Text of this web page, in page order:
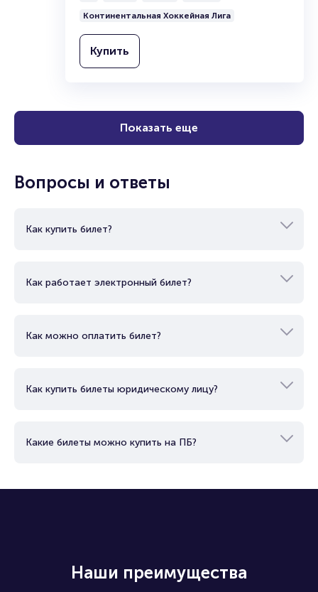
Континентальная Хоккейная Лига
Купить
Показать еще
Вопросы и ответы
Как купить билет?
Как работает электронный билет?
Как можно оплатить билет?
Как купить билеты юридическому лицу?
Какие билеты можно купить на ПБ?
Наши преимущества